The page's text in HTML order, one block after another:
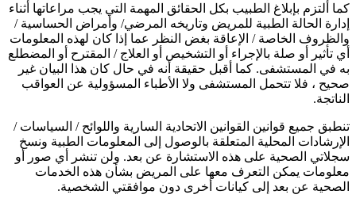
كما ألتزم بإبلاغ الطبيب بكل الحقائق المهمة التي يجب مراعاتها أثناء
إدارة الحالة الطبية للمريض وتاريخه المرضي/ وأمراض الحساسية /
والظروف الخاصة / الإعاقة بغض النظر عما إذا كان لهذه المعلومات
أي تأثير أو صلة بالإجراء أو التشخيص أو العلاج / المقترح أو المضطلع
به في المستشفى. كما أقبل حقيقة أنه في حال كان هذا البيان غير
صحيح ، فلا تتحمل المستشفى ولا الأطباء المسؤولية عن العواقب
الناتجة.
تنطبق جميع قوانين القوانين الاتحادية السارية واللوائح / السياسات /
الإرشادات المحلية المتعلقة بالوصول إلى المعلومات الطبية ونسخ
سجلاتي الصحية على هذه الاستشارة عن بعد. ولن تنشر أي صور أو
معلومات يمكن التعرف معها على المريض بشأن هذه الخدمات
الصحية عن بعد إلى كيانات أخرى دون موافقتي الشخصية.